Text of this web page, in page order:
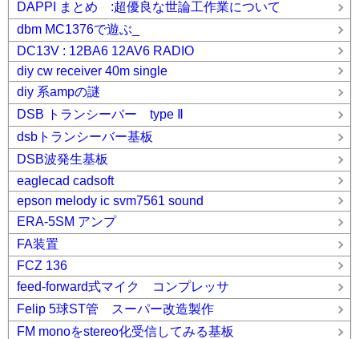
DAPPI まとめ :超優良な世論工作業について
dbm MC1376で遊ぶ_
DC13V : 12BA6 12AV6 RADIO
diy cw receiver 40m single
diy 系ampの謎
DSB トランシーバー type Ⅱ
dsbトランシーバー基板
DSB波発生基板
eaglecad cadsoft
epson melody ic svm7561 sound
ERA-5SM アンプ
FA装置
FCZ 136
feed-forward式マイク コンプレッサ
Felip 5球ST管 スーパー改造製作
FM monoをstereo化受信してみる基板